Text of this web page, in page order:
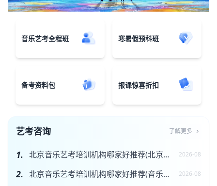
音乐艺考全程班 寒暑假预科班
备考资料包 报课惊喜折扣
艺考咨询 了解更多 chevron_right
1. 北京音乐艺考培训机构哪家好推荐(北京音乐艺考机构收费多少) 2026-08
2. 北京音乐艺考培训机构哪家好推荐(音乐艺考费用大概多少) 2026-08